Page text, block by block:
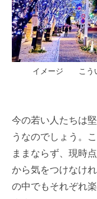
イメージ こうい
今の若い人たちは
うなのでしょう。
ままならず、現時
から気をつけなけ
の中でもそれぞれ